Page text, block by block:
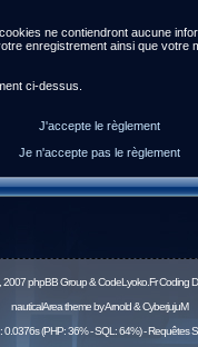
ne contiendront aucune
enregistrement ainsi que
ci-dessus.
J'accepte le règlement
Je n'accepte pas le règlement
phpBB Group & CodeLyoko.Fr Coding
nauticalArea theme by Arnold & CyberjujuM
(PHP: 36% - SQL: 64%) - Requêtes